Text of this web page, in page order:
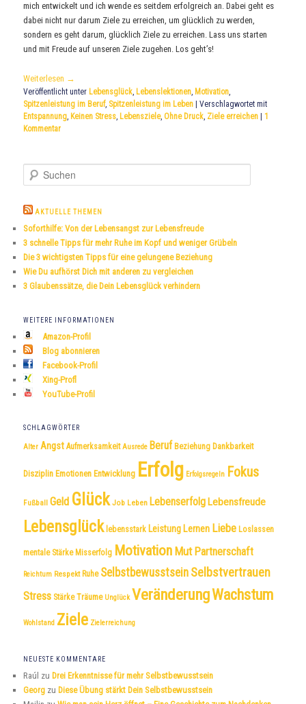
mich entwickelt und ich wende es seitdem erfolgreich an. Dabei geht es
dabei nicht nur darum Ziele zu erreichen, um glücklich zu werden,
sondern es geht darum, glücklich Ziele zu erreichen. Lass uns starten
und mit Freude auf unseren Ziele zugehen. Los geht’s!
Weiterlesen →
Veröffentlicht unter Lebensglück Lebenslektionen Motivation
Spitzenleistung im Beruf, Spitzenleistung im Leben |Verschlagwortet mit
Entspannung Keinen Stress Lebensziele,Ohne Druck Ziele erreichen |1
Kommentar
u
h
n
AKTUELLE THEMEN
Soforthilfe: Von der Lebensangst zur Lebensfreude
3 schnelle Tipps für mehr Ruhe im Kopf und weniger Grübeln
Die 3 wichtigsten Tipps für eine gelungene Beziehung
Wie Du aufhörst Dich mit anderen zu vergleichen
3 Glaubenssätze, die Dein Lebensglück verhindern
WEITERE INFORMATIONEN
Amazon-Profil
Blog abonnieren
Facebook-Profil
Xing-Profl
YouTube-Profil
SCHLAGWÖRTER
Alter Angst Aufmerksamkeit Ausrede Beruf Beziehung Dankbarkeit
Disziplin Emotionen Entwicklung Erfolg Erfolgsregeln Fokus
Fußball Geld Glück Job Leben Lebenserfolg Lebensfreude
Lebensglück lebensstark Leistung Lernen Liebe Loslassen
mentale Stärke Misserfolg Motivation Mut Partnerschaft
Reichtum Respekt Ruhe Selbstbewusstsein Selbstvertrauen
Stress Stärke Träume Unglück VeränderungWachstum
Wohlstand Ziele Zielerreichung
NEUESTE KOMMENTARE
Raúl zu Drei Erkenntnisse für mehr Selbstbewusstsein
Georg zu Diese Übung stärkt Dein Selbstbewusstsein